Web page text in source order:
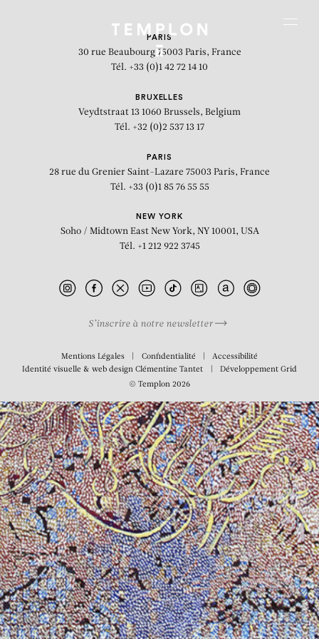
Pavane I
PARIS
30 rue Beaubourg 75003 Paris, France
Tél. +33 (0)1 42 72 14 10
BRUXELLES
Veydtstraat 13 1060 Brussels, Belgium
Tél. +32 (0)2 537 13 17
PARIS
28 rue du Grenier Saint-Lazare 75003 Paris, France
Tél. +33 (0)1 85 76 55 55
NEW YORK
Soho / Midtown East New York, NY 10001, USA
Tél. +1 212 922 3745
S’inscrire à notre newsletter
Mentions Légales Confidentialité
Accessibilité
Identité visuelle & web designClémentine Tantet Développement Grid
© Templon 2026